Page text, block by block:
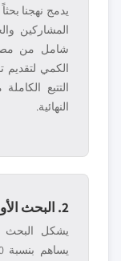
يدمج نهجنا
المشاركين
شامل من
الكمي لتقديم
التتبع
النهائية.
2. البحث الأولي
يشكل البحث